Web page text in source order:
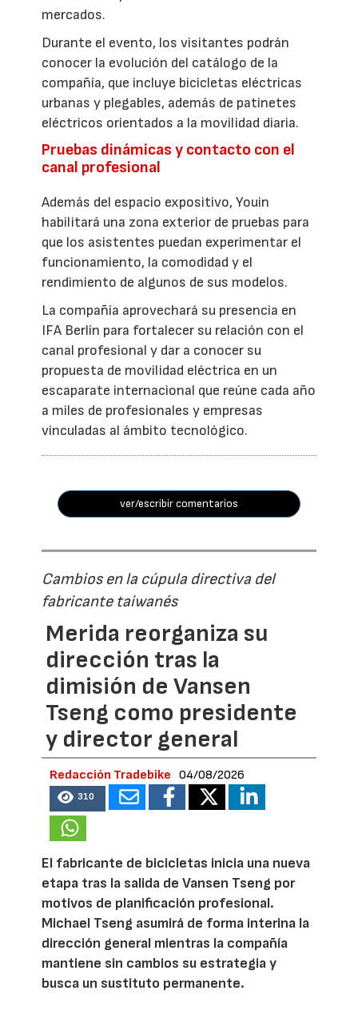
mercados.
Durante el evento, los visitantes podrán
conocer la evolución del catálogo de la
compañía, que incluye bicicletas eléctricas
urbanas y plegables, además de patinetes
eléctricos orientados a la movilidad diaria.
Pruebas dinámicas y contacto con el
canal profesional
Además del espacio expositivo, Youin
habilitará una zona exterior de pruebas para
que los asistentes puedan experimentar el
funcionamiento, la comodidad y el
rendimiento de algunos de sus modelos.
La compañía aprovechará su presencia en
IFA Berlín para fortalecer su relación con el
canal profesional y dar a conocer su
propuesta de movilidad eléctrica en un
escaparate internacional que reúne cada año
a miles de profesionales y empresas
vinculadas al ámbito tecnológico.
ver/escribir comentarios
Cambios en la cúpula directiva del
fabricante taiwanés
Merida reorganiza su
dirección tras la
dimisión de Vansen
Tseng como presidente
y director general
Redacción Tradebike 04/08/2026
310
El fabricante de bicicletas inicia una nueva
etapa tras la salida de Vansen Tseng por
motivos de planificación profesional.
Michael Tseng asumirá de forma interina la
dirección general mientras la compañía
mantiene sin cambios su estrategia y
busca un sustituto permanente.